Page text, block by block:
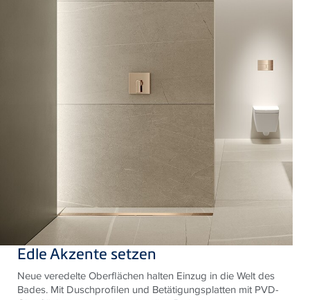
Edle Akzente setzen
Neue veredelte Oberflächen halten Einzug in die Welt des
Bades. Mit Duschprofilen und Betätigungsplatten mit PVD-